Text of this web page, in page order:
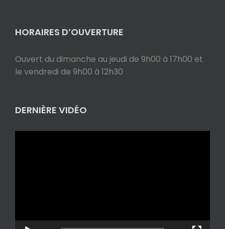
HORAIRES D’OUVERTURE
Ouvert du dimanche au jeudi de 9h00 à 17h00 et
le vendredi de 9h00 à 12h30
DERNIÈRE VIDÉO